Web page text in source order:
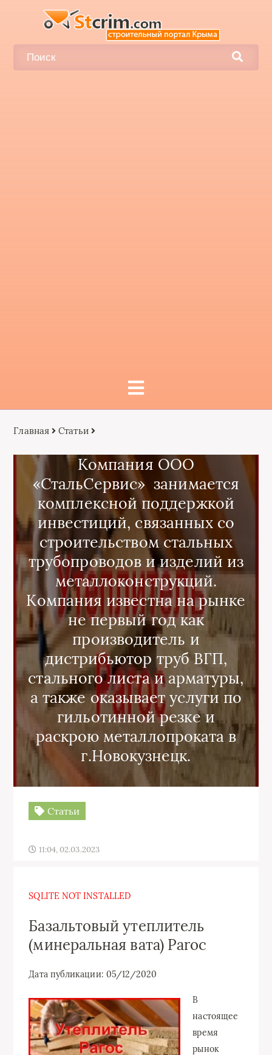
Главная Статьи
Компания ООО
«СтальСервис» занимается
комплексной поддержкой
инвестиций, связанных со
строительством стальных
трубопроводов и изделий из
металлоконструкций.
Компания известна на рынке
не первый год как
производитель и
дистрибьютор труб ВГП,
стального листа и арматуры,
а также оказывает услуги по
гильотинной резке и
раскрою металлопроката в
г.Новокузнецк.
Статьи
11:04, 02.03.2023
SQLITE NOT INSTALLED
Базальтовый утеплитель
(минеральная вата) Paroc
Дата публикации: 05/12/2020
В
настоящее
время
рынок